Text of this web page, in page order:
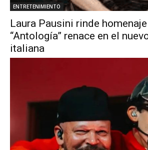
ENTRETENIMIENTO
Laura Pausini rinde
“Antología” renace en el
italiana